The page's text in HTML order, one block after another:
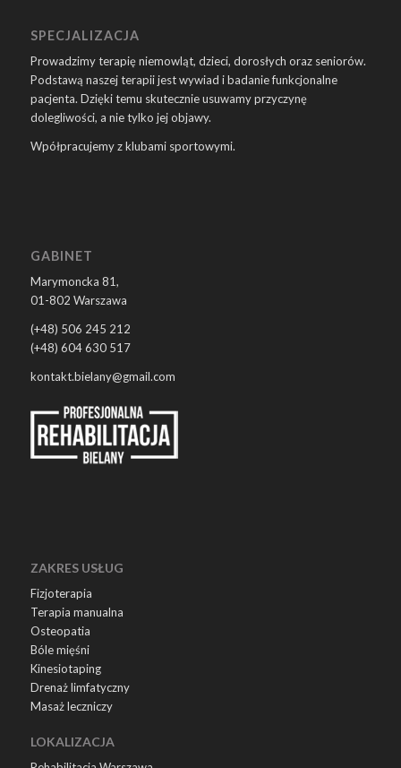
SPECJALIZACJA
Prowadzimy terapię niemowląt, dzieci, dorosłych oraz seniorów.
Podstawą naszej terapii jest wywiad i badanie funkcjonalne
pacjenta. Dzięki temu skutecznie usuwamy przyczynę
dolegliwości, a nie tylko jej objawy.
Wpółpracujemy z klubami sportowymi.
GABINET
Marymoncka 81,
01-802 Warszawa
(+48) 506 245 212
(+48) 604 630 517
kontakt.bielany@gmail.com
ZAKRES USŁUG
Fizjoterapia
Terapia manualna
Osteopatia
Bóle mięśni
Kinesiotaping
Drenaż limfatyczny
Masaż leczniczy
LOKALIZACJA